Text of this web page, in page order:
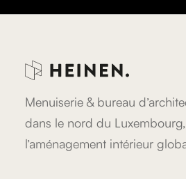
Menuiserie & bureau
dans le nord du
l’aménagement intérieur